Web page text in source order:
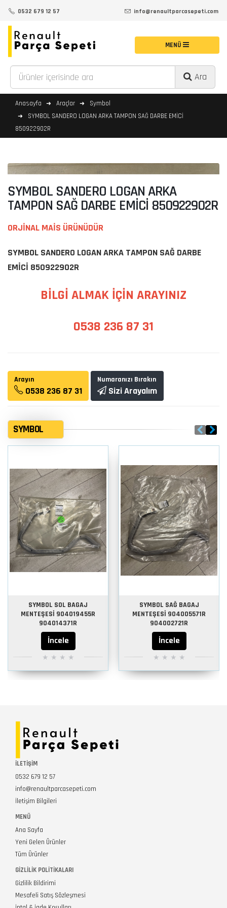
0532 679 12 57 info@renaultparcasepeti.com
Ara
Anasayfa Araçlar
Symbol
SYMBOL SANDERO LOGAN ARKA TAMPON SAĞ DARBE EMİCİ
850922902R
SYMBOL SANDERO LOGAN ARKA
TAMPON SAĞ DARBE EMİCİ 850922902R
ORJİNAL MAİS ÜRÜNÜDÜR
SYMBOL SANDERO LOGAN ARKA TAMPON SAĞ DARBE
EMİCİ 850922902R
BİLGİ ALMAK İÇİN ARAYINIZ
0538 236 87 31
Arayın
0538 236 87 31
Numaranızı Bırakın
Sizi Arayalım
SYMBOL
SYMBOL SOL BAGAJ
MENTEŞESİ 904019455R
904014371R
İncele
SYMBOL SAĞ BAGAJ
MENTEŞESİ 904005571R
904002721R
İncele
İLETİŞİM
0532 679 12 57
info@renaultparcasepeti.com
İletişim Bilgileri
MENÜ
Ana Sayfa
Yeni Gelen Ürünler
Tüm Ürünler
GIZLILIK POLITIKALARI
Gizlilik Bildirimi
Mesafeli Satış Sözleşmesi